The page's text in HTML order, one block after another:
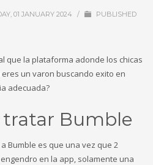
01 JANUARY 2024 /
PUBLISHED
que la plataforma adonde los chicas
un varon buscando exito en
adecuada?
Bumble
Bumble es que una vez que 2
en la app, solamente una